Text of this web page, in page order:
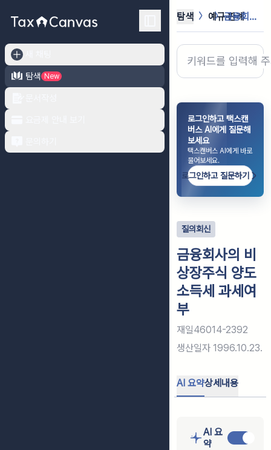
탐색
New
탐색 예규·판례 금융회사의 비상장주식 양도소득세 과세...
로그인하고 택스캔
버스 AI에게 질문해
보세요
택스캔버스 AI에게 바로
물어보세요.
로그인하고 질문하기
질의회신
금융회사의 비
상장주식 양도
소득세 과세여
부
재일46014-2392
생산일자 1996.10.23.
AI 요약상세내용
AI 요
약